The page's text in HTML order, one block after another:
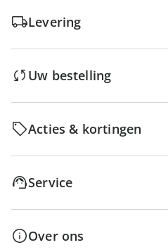
Levering
Uw bestelling
Acties & kortingen
Service
Over ons